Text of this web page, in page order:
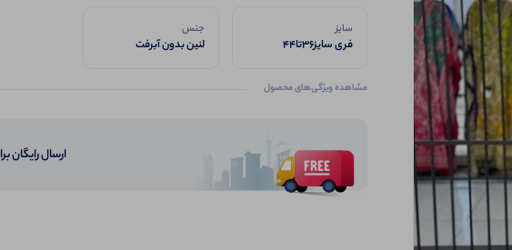
سایز
فری سایز36تا44
جنس
لنین بدون آبرفت
مشاهده ویژگی‌های محصول
ارسال رایگان